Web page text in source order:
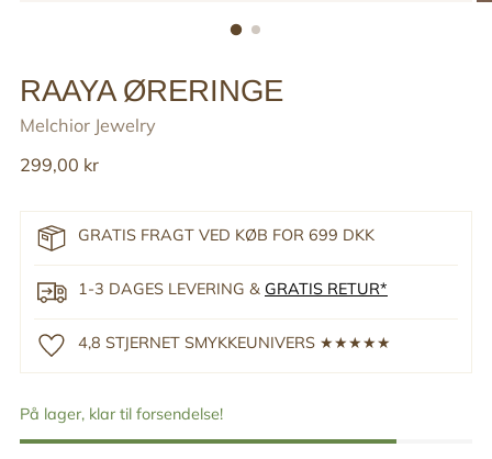
RAAYA ØRERINGE
Melchior Jewelry
Reguler
299,00 kr
GRATIS FRAGT VED KØB FOR 699 DKK
1-3 DAGES LEVERING & GRATIS RETUR*
4,8 STJERNET SMYKKEUNIVERS ★★★★★
På lager, klar til forsendelse!